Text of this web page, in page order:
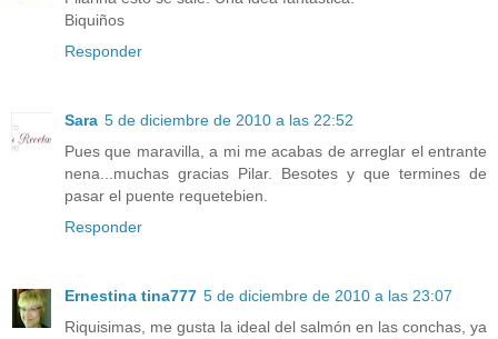
Biquiños
Responder
Sara 5 de diciembre de 2010 a las 22:52
Pues que maravilla, a mi me acabas de arreglar el entrante
nena...muchas gracias Pilar. Besotes y que termines de
pasar el puente requetebien.
Responder
Ernestina tina777 5 de diciembre de 2010 a las 23:07
Riquisimas, me gusta la ideal del salmón en las conchas, ya